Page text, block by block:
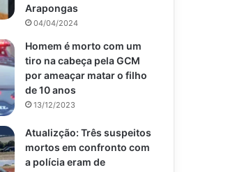
Arapongas
04/04/2024
Homem é morto com um
tiro na cabeça pela GCM
por ameaçar matar o filho
de 10 anos
13/12/2023
Atualizção: Três suspeitos
mortos em confronto com
a polícia eram de